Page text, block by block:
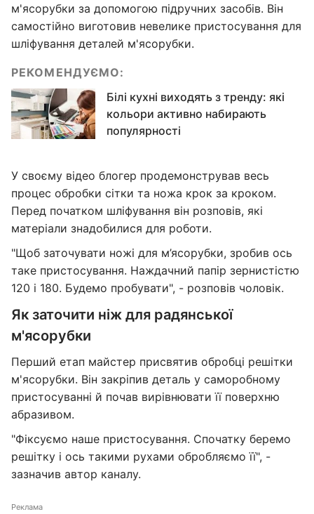
м'ясорубки за допомогою підручних засобів. Він
самостійно виготовив невелике пристосування для
шліфування деталей м'ясорубки.
РЕКОМЕНДУЄМО:
Білі кухні виходять з тренду: які
кольори активно набирають
популярності
У своєму відео блогер продемонстрував весь
процес обробки сітки та ножа крок за кроком.
Перед початком шліфування він розповів, які
матеріали знадобилися для роботи.
"Щоб заточувати ножі для м’ясорубки, зробив ось
таке пристосування. Наждачний папір зернистістю
120 і 180. Будемо пробувати", - розповів чоловік.
Як заточити ніж для радянської
м'ясорубки
Перший етап майстер присвятив обробці решітки
м'ясорубки. Він закріпив деталь у саморобному
пристосуванні й почав вирівнювати її поверхню
абразивом.
"Фіксуємо наше пристосування. Спочатку беремо
решітку і ось такими рухами обробляємо її", -
зазначив автор каналу.
Реклама